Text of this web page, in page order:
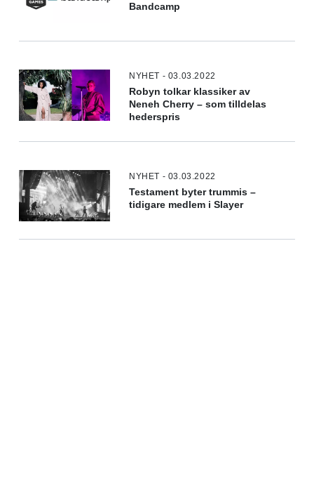
Bandcamp
NYHET - 03.03.2022
Robyn tolkar klassiker av
Neneh Cherry – som tilldelas
hederspris
NYHET - 03.03.2022
Testament byter trummis –
tidigare medlem i Slayer